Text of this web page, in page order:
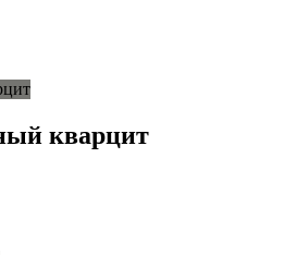
кварцит